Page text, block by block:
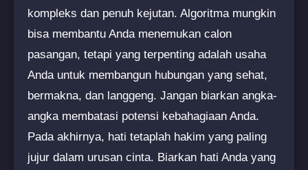
kompleks dan penuh kejutan. Algoritma mungkin
bisa membantu Anda menemukan calon
pasangan, tetapi yang terpenting adalah usaha
Anda untuk membangun hubungan yang sehat,
bermakna, dan langgeng. Jangan biarkan angka-
angka membatasi potensi kebahagiaan Anda.
Pada akhirnya, hati tetaplah hakim yang paling
jujur dalam urusan cinta. Biarkan hati Anda yang